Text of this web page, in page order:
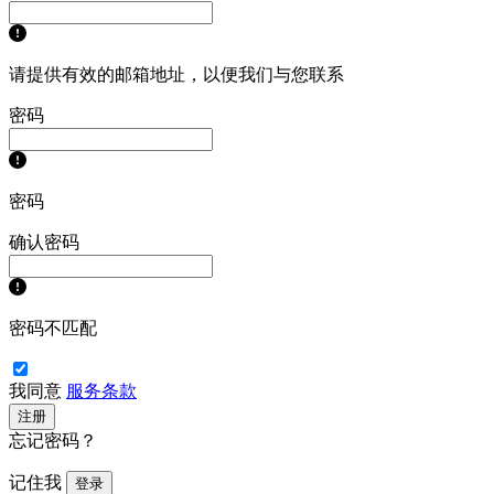
请提供有效的邮箱地址，以便我们与您联系
密码
密码
确认密码
密码不匹配
我同意 服务条款
注册
忘记密码？
记住我 登录